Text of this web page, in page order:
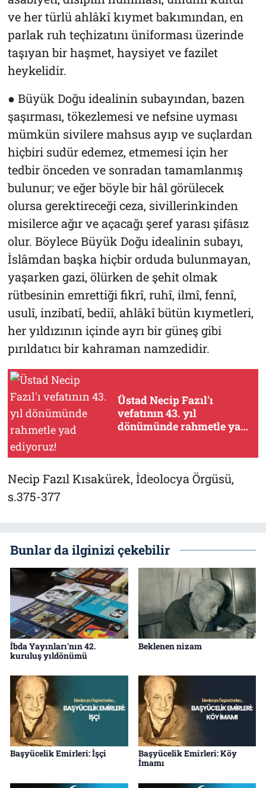
ve her türlü ahlâkî kıymet bakımından, en
parlak ruh teçhizatını üniforması üzerinde
taşıyan bir haşmet, haysiyet ve fazilet
heykelidir.
● Büyük Doğu idealinin subayından, bazen
şaşırması, tökezlemesi ve nefsine uyması
mümkün sivilere mahsus ayıp ve suçlardan
hiçbiri sudür edemez, etmemesi için her
tedbir önceden ve sonradan tamamlanmış
bulunur; ve eğer böyle bir hâl görülecek
olursa gerektireceği ceza, sivillerinkinden
misilerce ağır ve açacağı şeref yarası şifâsız
olur. Böylece Büyük Doğu idealinin subayı,
İslâmdan başka hiçbir orduda bulunmayan,
yaşarken gazi, ölürken de şehit olmak
rütbesinin emrettiği fikrî, ruhî, ilmî, fennî,
usulî, inzibatî, bediî, ahlâkî bütün kıymetleri,
her yıldızının içinde ayrı bir güneş gibi
pırıldatıcı bir kahraman namzedidir.
Üstad Necip Fazıl'ı
vefatının 43. yıl
dönümünde rahmetle yad
Necip Fazıl Kısakürek, İdeolocya Örgüsü,
s.375-377
Bunlar da ilginizi çekebilir
İbda Yayınları'nın 42.
kuruluş yıldönümü
Beklenen nizam
Başyücelik Emirleri: İşçi
Başyücelik Emirleri: Köy
İmamı